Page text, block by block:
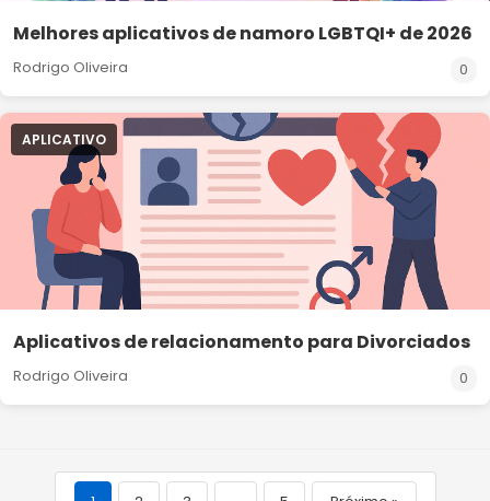
Melhores aplicativos de namoro LGBTQI+ de 2026
Rodrigo Oliveira 0
APLICATIVO
Aplicativos de relacionamento para Divorciados
Rodrigo Oliveira 0